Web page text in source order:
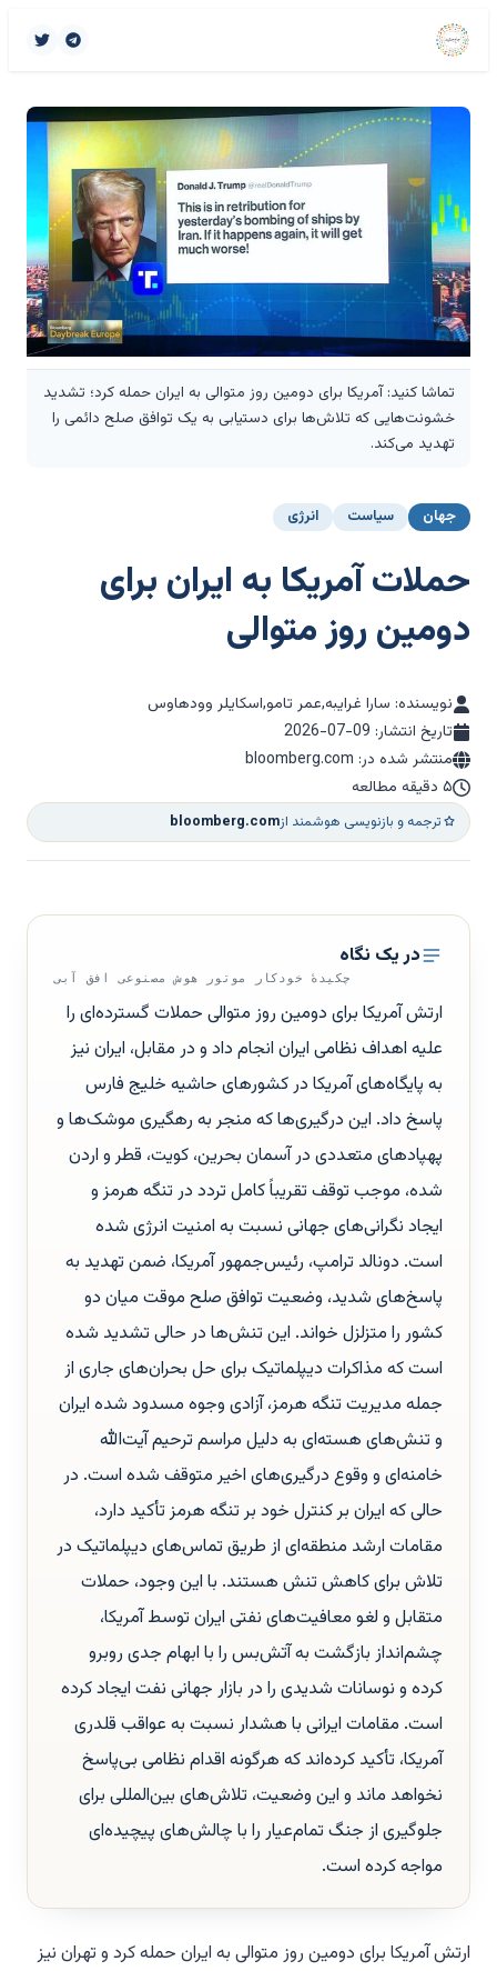
تماشا کنید: آمریکا برای دومین روز متوالی به ایران حمله کرد؛ تشدید
خشونت‌هایی که تلاش‌ها برای دستیابی به یک توافق صلح دائمی را
تهدید می‌کند.
جهان سیاست انرژی
حملات آمریکا به ایران برای
دومین روز متوالی
نویسنده: سارا غرایبه,عمر تامو,اسکایلر وودهاوس
تاریخ انتشار: 2026-07-09
منتشر شده در: bloomberg.com
۵ دقیقه مطالعه
ترجمه و بازنویسی هوشمند ازbloomberg.com
در یک نگاه
چکیدهٔ خودکار موتور هوش مصنوعی افق آبی
ارتش آمریکا برای دومین روز متوالی حملات گسترده‌ای را
علیه اهداف نظامی ایران انجام داد و در مقابل، ایران نیز
به پایگاه‌های آمریکا در کشورهای حاشیه خلیج فارس
پاسخ داد. این درگیری‌ها که منجر به رهگیری موشک‌ها و
پهپادهای متعددی در آسمان بحرین، کویت، قطر و اردن
شده، موجب توقف تقریباً کامل تردد در تنگه هرمز و
ایجاد نگرانی‌های جهانی نسبت به امنیت انرژی شده
است. دونالد ترامپ، رئیس‌جمهور آمریکا، ضمن تهدید به
پاسخ‌های شدید، وضعیت توافق صلح موقت میان دو
کشور را متزلزل خواند. این تنش‌ها در حالی تشدید شده
است که مذاکرات دیپلماتیک برای حل بحران‌های جاری از
جمله مدیریت تنگه هرمز، آزادی وجوه مسدود شده ایران
و تنش‌های هسته‌ای به دلیل مراسم ترحیم آیت‌الله
خامنه‌ای و وقوع درگیری‌های اخیر متوقف شده است. در
حالی که ایران بر کنترل خود بر تنگه هرمز تأکید دارد،
مقامات ارشد منطقه‌ای از طریق تماس‌های دیپلماتیک در
تلاش برای کاهش تنش هستند. با این وجود، حملات
متقابل و لغو معافیت‌های نفتی ایران توسط آمریکا،
چشم‌انداز بازگشت به آتش‌بس را با ابهام جدی روبرو
کرده و نوسانات شدیدی را در بازار جهانی نفت ایجاد کرده
است. مقامات ایرانی با هشدار نسبت به عواقب قلدری
آمریکا، تأکید کرده‌اند که هرگونه اقدام نظامی بی‌پاسخ
نخواهد ماند و این وضعیت، تلاش‌های بین‌المللی برای
جلوگیری از جنگ تمام‌عیار را با چالش‌های پیچیده‌ای
مواجه کرده است.
ارتش آمریکا برای دومین روز متوالی به ایران حمله کرد و تهران نیز